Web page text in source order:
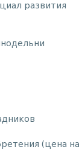
развития
(цена